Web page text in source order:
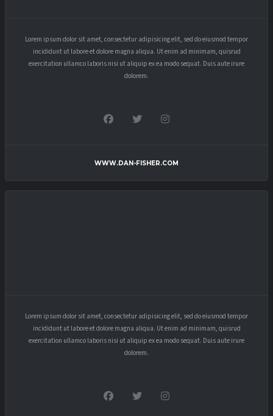
Lorem ipsum dolor sit amet, consectetur adipisicing elit, sed do eiusmod tempor
incididunt ut labore et dolore magna aliqua. Ut enim ad minimam, quisrud
exercitation ullamco laboris nisi ut aliquip ex ea modo sequat. Duis aute irure
dolorem.
WWW.DAN-FISHER.COM
Lorem ipsum dolor sit amet, consectetur adipisicing elit, sed do eiusmod tempor
incididunt ut labore et dolore magna aliqua. Ut enim ad minimam, quisrud
exercitation ullamco laboris nisi ut aliquip ex ea modo sequat. Duis aute irure
dolorem.